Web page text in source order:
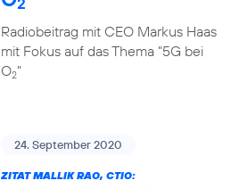
Radiobeitrag mit CEO Markus Haas
mit Fokus auf das Thema "5G bei
O2"
24. September 2020
ZITAT MALLIK RAO, CTIO: